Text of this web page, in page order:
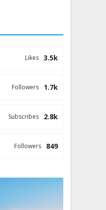
3.5k
Likes
1.7k
Followers
2.8k
Subscribes
849
Followers